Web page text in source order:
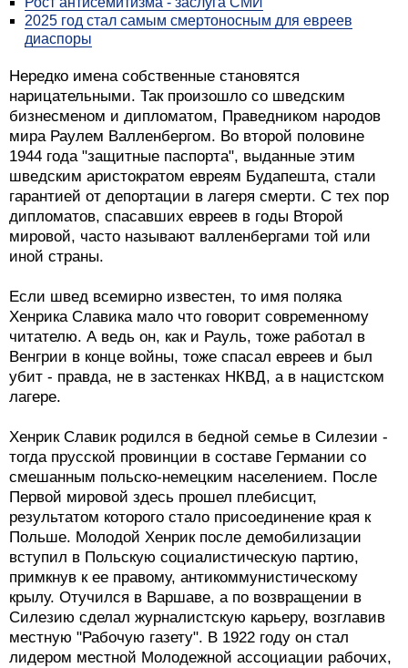
2025 год стал самым смертоносным для евреев
диаспоры
Нередко имена собственные становятся
нарицательными. Так произошло со шведским
бизнесменом и дипломатом, Праведником народов
мира Раулем Валленбергом. Во второй половине
1944 года "защитные паспорта", выданные этим
шведским аристократом евреям Будапешта, стали
гарантией от депортации в лагеря смерти. С тех пор
дипломатов, спасавших евреев в годы Второй
мировой, часто называют валленбергами той или
иной страны.
Если швед всемирно известен, то имя поляка
Хенрика Славика мало что говорит современному
читателю. А ведь он, как и Рауль, тоже работал в
Венгрии в конце войны, тоже спасал евреев и был
убит - правда, не в застенках НКВД, а в нацистском
лагере.
Хенрик Славик родился в бедной семье в Силезии -
тогда прусской провинции в составе Германии со
смешанным польско-немецким населением. После
Первой мировой здесь прошел плебисцит,
результатом которого стало присоединение края к
Польше. Молодой Хенрик после демобилизации
вступил в Польскую социалистическую партию,
примкнув к ее правому, антикоммунистическому
крылу. Отучился в Варшаве, а по возвращении в
Силезию сделал журналистскую карьеру, возглавив
местную "Рабочую газету". В 1922 году он стал
лидером местной Молодежной ассоциации рабочих,